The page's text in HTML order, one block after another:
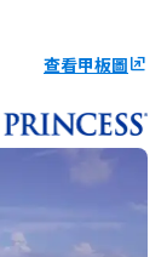
查看甲板圖ungroup